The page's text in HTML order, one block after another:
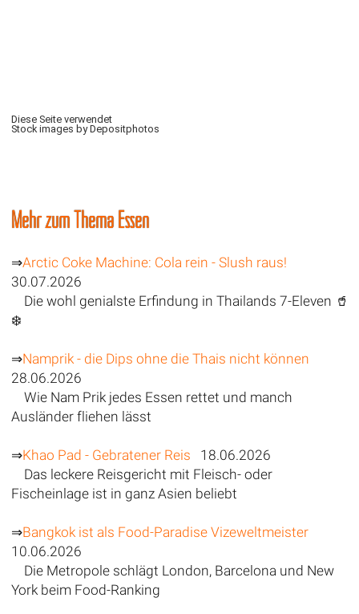
Diese Seite verwendet
Stock images by Depositphotos
Mehr zum Thema Essen
⇒Arctic Coke Machine: Cola rein - Slush raus!
30.07.2026
Die wohl genialste Erfindung in Thailands 7-Eleven 🥤
❄️
⇒Namprik - die Dips ohne die Thais nicht können
28.06.2026
Wie Nam Prik jedes Essen rettet und manch
Ausländer fliehen lässt
⇒Khao Pad - Gebratener Reis 18.06.2026
Das leckere Reisgericht mit Fleisch- oder
Fischeinlage ist in ganz Asien beliebt
⇒Bangkok ist als Food-Paradise Vizeweltmeister
10.06.2026
Die Metropole schlägt London, Barcelona und New
York beim Food-Ranking